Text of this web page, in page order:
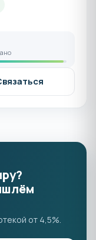
от 4,5%.